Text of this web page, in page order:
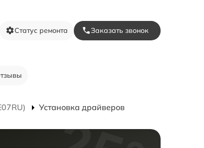
Статус ремонта Заказать звонок
Установка драйверов